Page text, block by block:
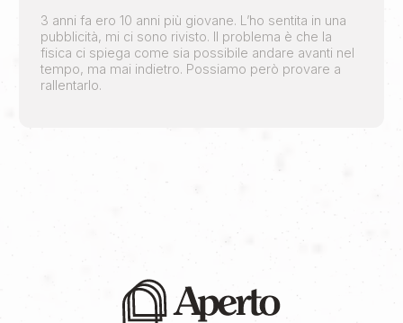
3 anni fa ero 10 anni più giovane. L’ho sentita in una
pubblicità, mi ci sono rivisto. Il problema è che la
fisica ci spiega come sia possibile andare avanti nel
tempo, ma mai indietro. Possiamo però provare a
rallentarlo.